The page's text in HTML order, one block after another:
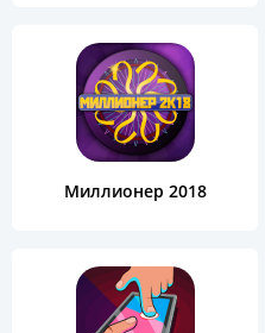
Миллионер 2018